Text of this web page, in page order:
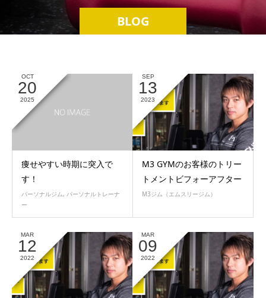
BLOG
OCT
20
2025
痩せやすい時期に突入で
す！
パーソナルジム, パーソナルトレーナ
ー
SEP
13
2023
M3 GYMのお客様のトリー
トメントビフォーアフター
M3ジム（エムスリージム）
MAR
12
2022
MAR
09
2022